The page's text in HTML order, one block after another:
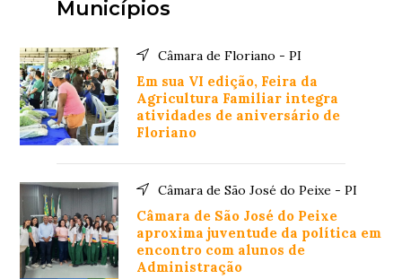
Municípios
Câmara de Floriano - PI
Em sua VI edição, Feira da
Agricultura Familiar integra
atividades de aniversário de
Floriano
Câmara de São José do Peixe - PI
Câmara de São José do Peixe
aproxima juventude da política em
encontro com alunos de
Administração